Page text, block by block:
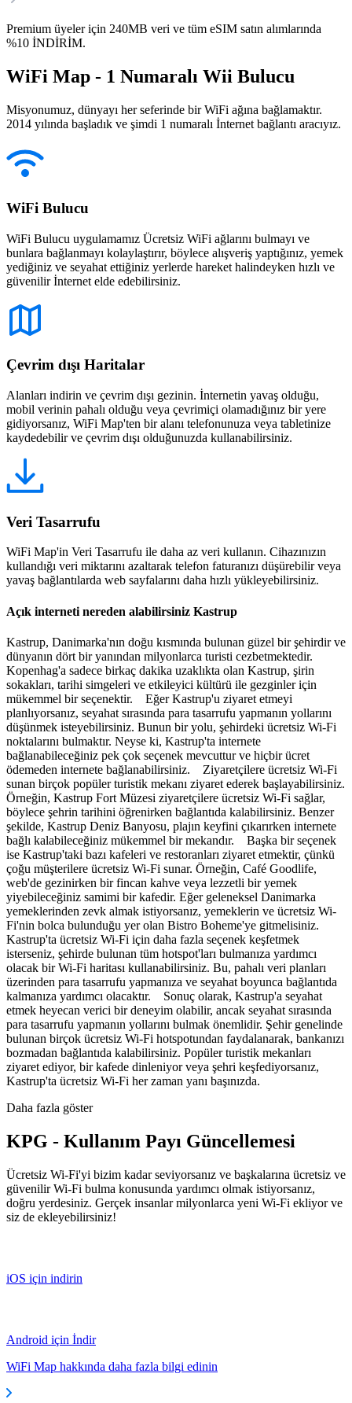
Premium üyeler için 240MB veri ve tüm eSIM satın alımlarında
%10 İNDİRİM.
WiFi Map - 1 Numaralı Wii Bulucu
Misyonumuz, dünyayı her seferinde bir WiFi ağına bağlamaktır.
2014 yılında başladık ve şimdi 1 numaralı İnternet bağlantı aracıyız.
WiFi Bulucu
WiFi Bulucu uygulamamız Ücretsiz WiFi ağlarını bulmayı ve
bunlara bağlanmayı kolaylaştırır, böylece alışveriş yaptığınız, yemek
yediğiniz ve seyahat ettiğiniz yerlerde hareket halindeyken hızlı ve
güvenilir İnternet elde edebilirsiniz.
Çevrim dışı Haritalar
Alanları indirin ve çevrim dışı gezinin. İnternetin yavaş olduğu,
mobil verinin pahalı olduğu veya çevrimiçi olamadığınız bir yere
gidiyorsanız, WiFi Map'ten bir alanı telefonunuza veya tabletinize
kaydedebilir ve çevrim dışı olduğunuzda kullanabilirsiniz.
Veri Tasarrufu
WiFi Map'in Veri Tasarrufu ile daha az veri kullanın. Cihazınızın
kullandığı veri miktarını azaltarak telefon faturanızı düşürebilir veya
yavaş bağlantılarda web sayfalarını daha hızlı yükleyebilirsiniz.
Açık interneti nereden alabilirsiniz Kastrup
Kastrup, Danimarka'nın doğu kısmında bulunan güzel bir şehirdir ve
dünyanın dört bir yanından milyonlarca turisti cezbetmektedir.
Kopenhag'a sadece birkaç dakika uzaklıkta olan Kastrup, şirin
sokakları, tarihi simgeleri ve etkileyici kültürü ile gezginler için
mükemmel bir seçenektir. Eğer Kastrup'u ziyaret etmeyi
planlıyorsanız, seyahat sırasında para tasarrufu yapmanın yollarını
düşünmek isteyebilirsiniz. Bunun bir yolu, şehirdeki ücretsiz Wi-Fi
noktalarını bulmaktır. Neyse ki, Kastrup'ta internete
bağlanabileceğiniz pek çok seçenek mevcuttur ve hiçbir ücret
ödemeden internete bağlanabilirsiniz. Ziyaretçilere ücretsiz Wi-Fi
sunan birçok popüler turistik mekanı ziyaret ederek başlayabilirsiniz.
Örneğin, Kastrup Fort Müzesi ziyaretçilere ücretsiz Wi-Fi sağlar,
böylece şehrin tarihini öğrenirken bağlantıda kalabilirsiniz. Benzer
şekilde, Kastrup Deniz Banyosu, plajın keyfini çıkarırken internete
bağlı kalabileceğiniz mükemmel bir mekandır. Başka bir seçenek
ise Kastrup'taki bazı kafeleri ve restoranları ziyaret etmektir, çünkü
çoğu müşterilere ücretsiz Wi-Fi sunar. Örneğin, Café Goodlife,
web'de gezinirken bir fincan kahve veya lezzetli bir yemek
yiyebileceğiniz samimi bir kafedir. Eğer geleneksel Danimarka
yemeklerinden zevk almak istiyorsanız, yemeklerin ve ücretsiz Wi-
Fi'nin bolca bulunduğu yer olan Bistro Boheme'ye gitmelisiniz.
Kastrup'ta ücretsiz Wi-Fi için daha fazla seçenek keşfetmek
isterseniz, şehirde bulunan tüm hotspot'ları bulmanıza yardımcı
olacak bir Wi-Fi haritası kullanabilirsiniz. Bu, pahalı veri planları
üzerinden para tasarrufu yapmanıza ve seyahat boyunca bağlantıda
kalmanıza yardımcı olacaktır. Sonuç olarak, Kastrup'a seyahat
etmek heyecan verici bir deneyim olabilir, ancak seyahat sırasında
para tasarrufu yapmanın yollarını bulmak önemlidir. Şehir genelinde
bulunan birçok ücretsiz Wi-Fi hotspotundan faydalanarak, bankanızı
bozmadan bağlantıda kalabilirsiniz. Popüler turistik mekanları
ziyaret ediyor, bir kafede dinleniyor veya şehri keşfediyorsanız,
Kastrup'ta ücretsiz Wi-Fi her zaman yanı başınızda.
Daha fazla göster
KPG - Kullanım Payı Güncellemesi
Ücretsiz Wi-Fi'yi bizim kadar seviyorsanız ve başkalarına ücretsiz ve
güvenilir Wi-Fi bulma konusunda yardımcı olmak istiyorsanız,
doğru yerdesiniz. Gerçek insanlar milyonlarca yeni Wi-Fi ekliyor ve
siz de ekleyebilirsiniz!
iOS için indirin
Android için İndir
WiFi Map hakkında daha fazla bilgi edinin